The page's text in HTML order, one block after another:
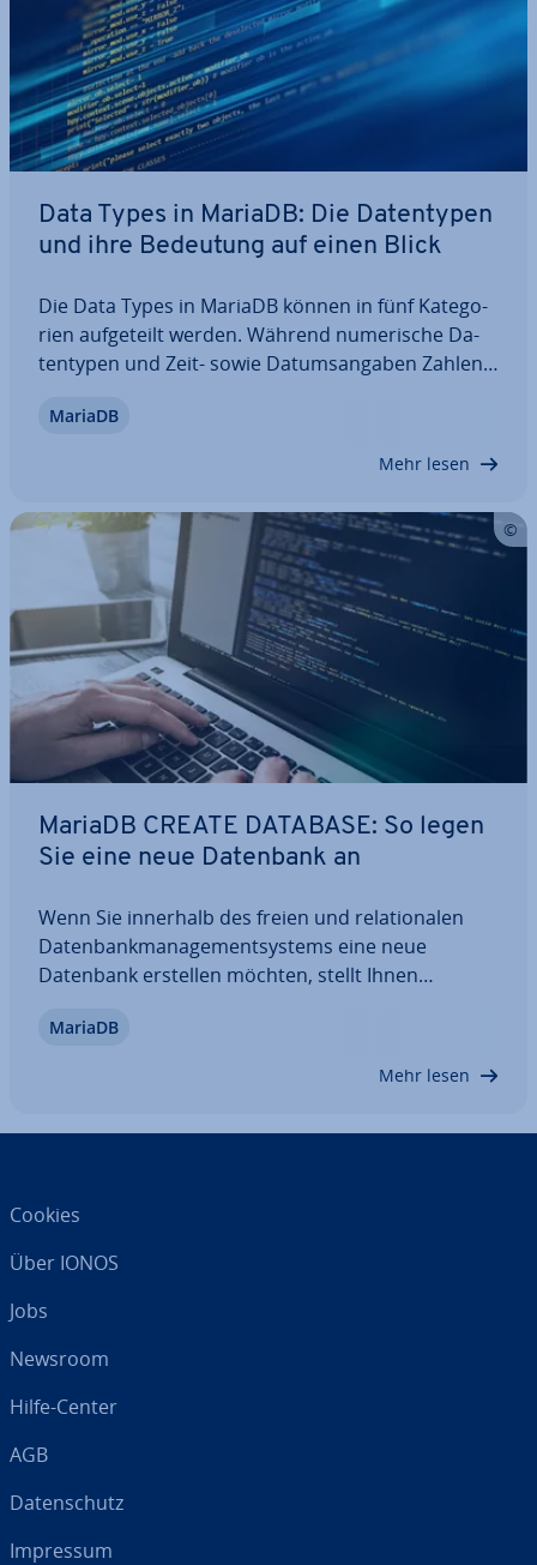
Data Types in MariaDB: Die Da­ten­ty­pen
und ihre Bedeutung auf einen Blick
Die Data Types in MariaDB können in fünf Ka­te­go­
rien auf­ge­teilt werden. Während nu­me­ri­sche Da­
ten­ty­pen und Zeit- sowie Da­tums­an­ga­ben Zahlen
enthalten. Das Da­ten­bank­ma­nage­ment­sys­tem
MariaDB
Mehr lesen
MariaDB CREATE DATABASE: So legen
Sie eine neue Datenbank an
Wenn Sie innerhalb des freien und re­la­tio­na­len
Da­ten­bank­ma­nage­ment­sys­tems eine neue
Datenbank erstellen möchten, stellt Ihnen
Befehl zur Verfügung. In diesem Artikel erklären
MariaDB
Mehr lesen
Cookies
Über IONOS
Jobs
Newsroom
Hilfe-Center
AGB
Da­ten­schutz
Impressum